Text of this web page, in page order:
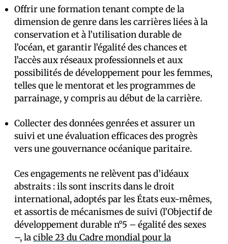
Offrir une formation tenant compte de la
dimension de genre dans les carrières liées à la
conservation et à l’utilisation durable de
l’océan, et garantir l’égalité des chances et
l’accès aux réseaux professionnels et aux
possibilités de développement pour les femmes,
telles que le mentorat et les programmes de
parrainage, y compris au début de la carrière.
Collecter des données genrées et assurer un
suivi et une évaluation efficaces des progrès
vers une gouvernance océanique paritaire.
Ces engagements ne relèvent pas d’idéaux
abstraits : ils sont inscrits dans le droit
international, adoptés par les États eux-mêmes,
et assortis de mécanismes de suivi (l’Objectif de
développement durable n°5 – égalité des sexes
–, lacible 23 du Cadre mondial pour la